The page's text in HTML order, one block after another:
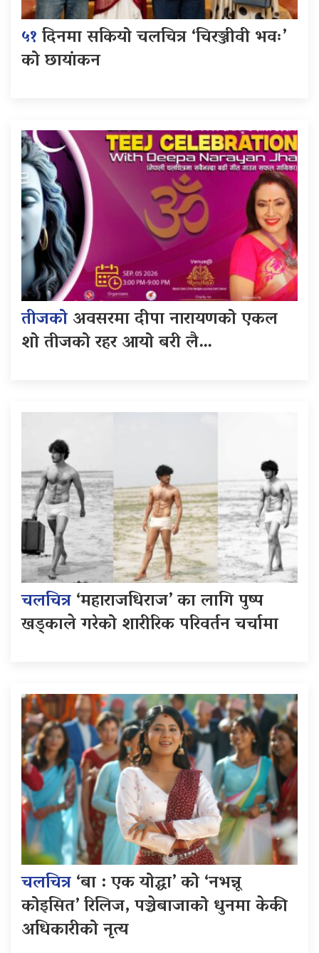
५१दिनमा सकियो चलचित्र ‘चिरञ्जीवी भवः’
को छायांकन
तीजकोअवसरमा दीपा नारायणको एकल
शो तीजको रहर आयो बरी लै…
चलचित्र‘महाराजधिराज’ का लागि पुष्प
खड्काले गरेको शारीरिक परिवर्तन चर्चामा
चलचित्र‘बा : एक योद्धा’ को ‘नभन्नू
कोइसित’ रिलिज, पञ्चेबाजाको धुनमा केकी
अधिकारीको नृत्य